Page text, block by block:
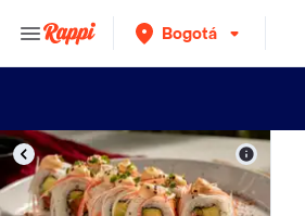
Bogotá